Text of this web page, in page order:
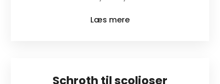
Læs mere
Schroth til scolioser